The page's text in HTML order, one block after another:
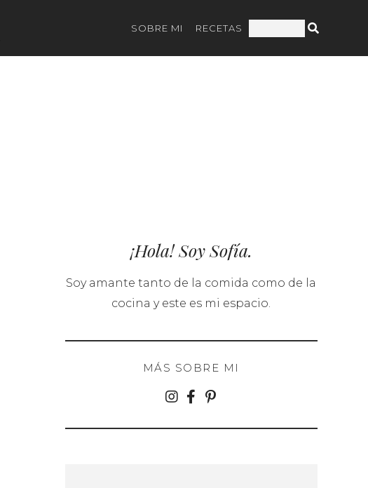
SOBRE MI RECETAS
¡Hola! Soy Sofía.
Soy amante tanto de la comida como de la
cocina y este es mi espacio.
MÁS SOBRE MI